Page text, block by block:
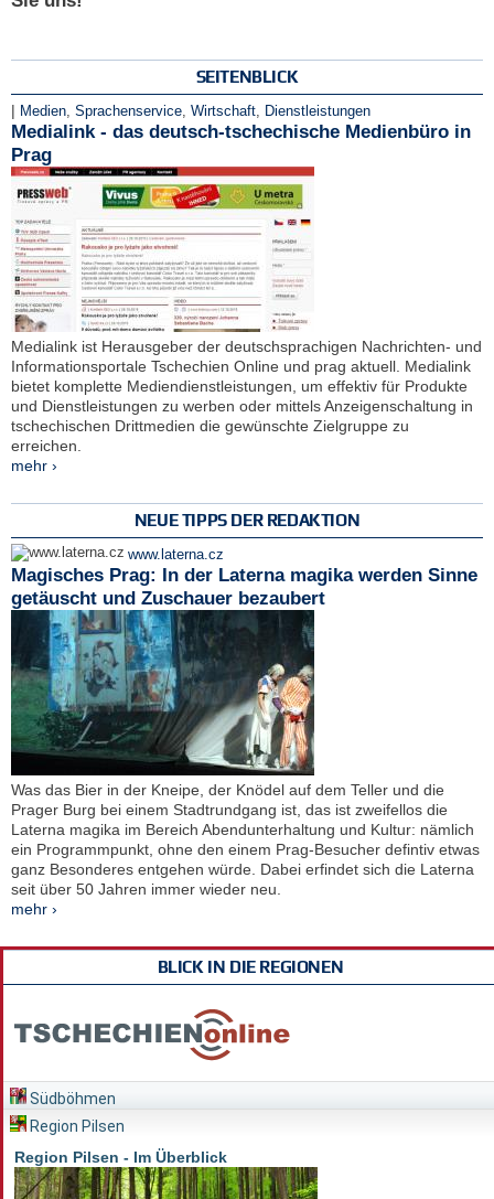
SEITENBLICK
| Medien, Sprachenservice, Wirtschaft, Dienstleistungen
Medialink - das deutsch-tschechische Medienbüro in
Prag
Medialink ist Herausgeber der deutschsprachigen Nachrichten- und
Informationsportale Tschechien Online und prag aktuell. Medialink
bietet komplette Mediendienstleistungen, um effektiv für Produkte
und Dienstleistungen zu werben oder mittels Anzeigenschaltung in
tschechischen Drittmedien die gewünschte Zielgruppe zu
erreichen.
mehr ›
NEUE TIPPS DER REDAKTION
www.laterna.cz
Magisches Prag: In der Laterna magika werden Sinne
getäuscht und Zuschauer bezaubert
Was das Bier in der Kneipe, der Knödel auf dem Teller und die
Prager Burg bei einem Stadtrundgang ist, das ist zweifellos die
Laterna magika im Bereich Abendunterhaltung und Kultur: nämlich
ein Programmpunkt, ohne den einem Prag-Besucher defintiv etwas
ganz Besonderes entgehen würde. Dabei erfindet sich die Laterna
seit über 50 Jahren immer wieder neu.
mehr ›
BLICK IN DIE REGIONEN
Südböhmen
Region Pilsen
Region Pilsen - Im Überblick